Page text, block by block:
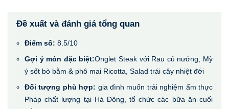
Đề xuất và đánh giá tổng quan
Điểm số: 8.5/10
Gợi ý món đặc biệt:Onglet Steak với Rau củ nướng, Mỳ
ý sốt bò bằm & phô mai Ricotta, Salad trái cây nhiệt đới
Đối tượng phù hợp: gia đình muốn trải nghiệm ẩm thực
Pháp chất lượng tại Hà Đông, tổ chức các bữa ăn cuối